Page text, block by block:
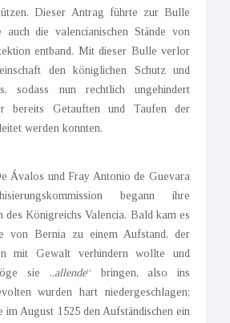
Dieser Antrag führte zur Bulle
auch die valencianischen Stände von
entband. Mit dieser Bulle verlor
den königlichen Schutz und
sodass nun rechtlich ungehindert
bereits Getauften und Taufen der
werden konnten.
Ávalos und Fray Antonio de Guevara
begann ihre
des Königreichs Valencia. Bald kam es
von Bernia zu einem Aufstand, der
mit Gewalt verhindern wollte und
sie „allende“ bringen, also ins
wurden hart niedergeschlagen;
im August 1525 den Aufständischen ein